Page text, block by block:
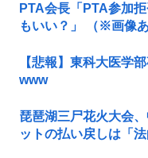
PTA会長「PTA参加
もいい？」 （※画像あ
【悲報】東科大医学
www
琵琶湖三尸花火大会
ットの払い戻しは「